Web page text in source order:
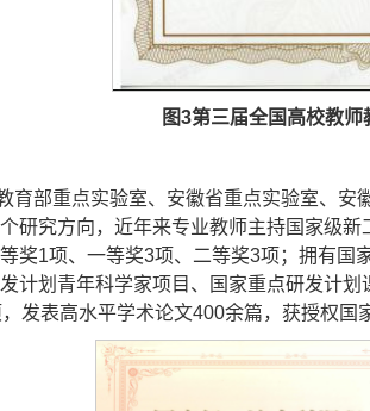
图3第三届全国高校教师
育部重点实验室、安徽省重点实验室、安
研究方向，近年来专业教师主持国家级
奖1项、一等奖3项、二等奖3项；拥有
计划青年科学家项目、国家重点研发计
发表高水平学术论文400余篇，获授权国